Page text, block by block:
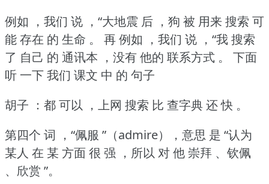
例如 ，我们 说 ，“大地震 后 ，狗 被 用来 搜索 可
能 存在 的 生命 。
再 例如 ，我们 说 ，“我 搜索
了 自己 的 通讯本 ，没有 他的 联系方式 。
下面
听 一下 我们 课文 中 的 句子
胡子 ：都 可以 ，上网 搜索 比 查字典 还 快 。
第四个 词 ，“佩服 ”（admire），意思 是 “认为
某人 在 某 方面 很 强 ，所以 对 他 崇拜 、钦佩
、欣赏 ”。